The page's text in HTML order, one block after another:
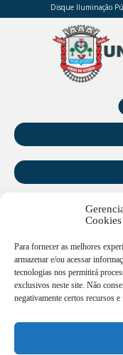
Cookies
Para fornecer as melhores
armazenar e/ou acessar
tecnologias nos permitirá
exclusivos neste site. Não
negativamente certos recursos e
Disque Iluminação
Rua Doutor Cruz
PR
Atendimento de